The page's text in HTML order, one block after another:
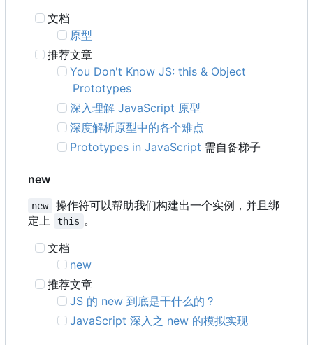
文档
原型
推荐文章
You Don't Know JS: this & Object
Prototypes
深入理解 JavaScript 原型
深度解析原型中的各个难点
Prototypes in JavaScript 需自备梯子
new
new
操作符可以帮助我们构建出一个实例，并且绑
定上
this 。
文档
new
推荐文章
JS 的 new 到底是干什么的？
JavaScript 深入之 new 的模拟实现